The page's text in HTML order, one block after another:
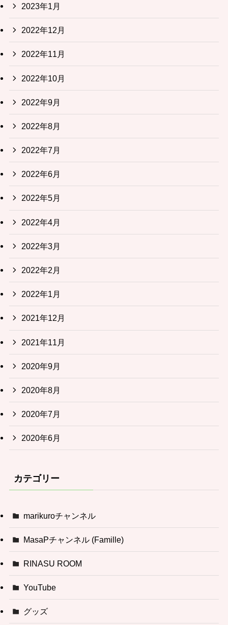
2023年1月
2022年12月
2022年11月
2022年10月
2022年9月
2022年8月
2022年7月
2022年6月
2022年5月
2022年4月
2022年3月
2022年2月
2022年1月
2021年12月
2021年11月
2020年9月
2020年8月
2020年7月
2020年6月
カテゴリー
marikuroチャンネル
MasaPチャンネル (Famille)
RINASU ROOM
YouTube
グッズ